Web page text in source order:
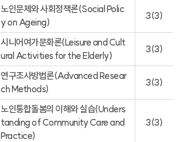
노인문제와 사회정책론(Social Polic
y on Ageing)
3(3)
시니어여가문화론(Leisure and Cult
ural Activities for the Elderly)
3(3)
연구조사방법론(Advanced Resear
ch Methods)
3(3)
노인통합돌봄의 이해와 실습(Unders
tanding of Community Care and
Practice)
3(3)